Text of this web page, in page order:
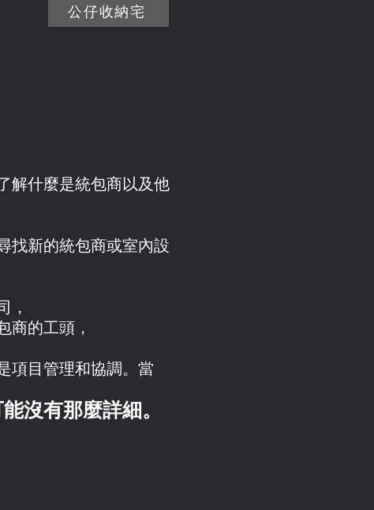
公仔收納宅
解什麼是統包商以及他
找新的統包商或室內設
，
商的工頭，
項目管理和協調。當
沒有那麼詳細。